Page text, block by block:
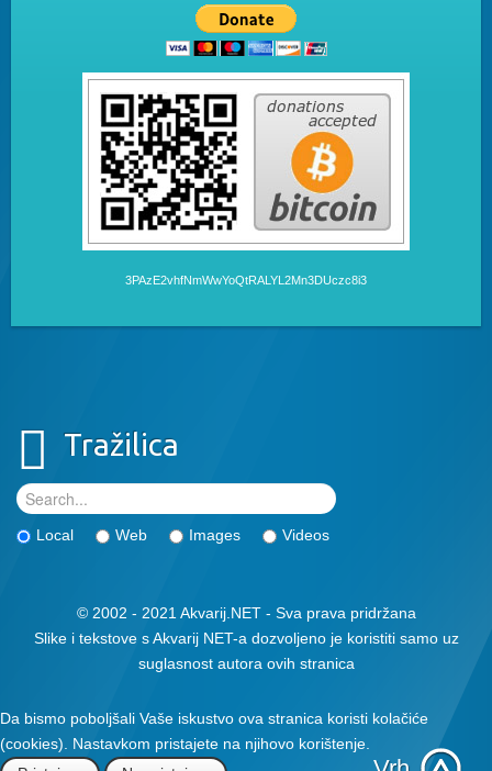
3PAzE2vhfNmWwYoQtRALYL2Mn3DUczc8i3
Tražilica
Local Web Images Videos
© 2002 - 2021 Akvarij.NET - Sva prava pridržana
Slike i tekstove s Akvarij NET-a dozvoljeno je koristiti samo uz
suglasnost autora ovih stranica
Da bismo poboljšali Vaše iskustvo ova stranica koristi kolačiće
(cookies). Nastavkom pristajete na njihovo korištenje.